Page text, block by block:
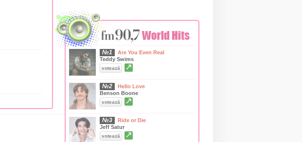
№1
Are You Even Real
Teddy Swims
votează ↗
№2
Hello Love
Benson Boone
votează ↗
№3
Ride or Die
Jeff Satur
votează ↗